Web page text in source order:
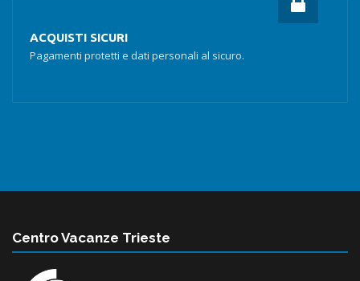
ACQUISTI SICURI
Pagamenti protetti e dati personali al sicuro.
Centro Vacanze Trieste